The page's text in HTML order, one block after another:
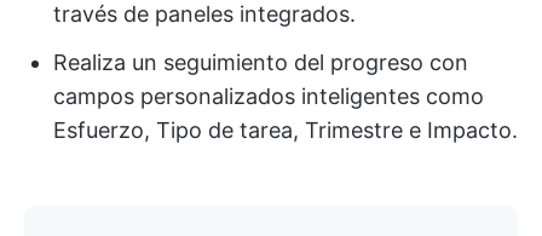
través de paneles integrados.
Realiza un seguimiento del progreso con
campos personalizados inteligentes como
Esfuerzo, Tipo de tarea, Trimestre e Impacto.